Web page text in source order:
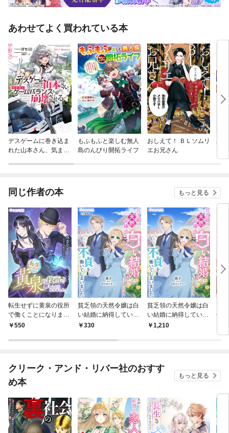
あわせてよく買われている本
デスゲームに巻き込ま
れた山本さん、気まま
もふもふと楽しむ無人
島のんびり開拓ライフ
おしえて！ ＢＬソムリ
エお兄さん
異
同じ作者の本 もっと見る
転生せずに黄泉の役所
で働くことになりまし
た！550
貧乏領の天然令嬢は白
い結婚に納得していた
のに、不貞を働いてし
1
330
貧乏領の天然令嬢は白
い結婚に納得していた
のに、不貞を働いてし
1,210
保
し
クリーク・アンド・リバー社のおすす
め本
もっと見る